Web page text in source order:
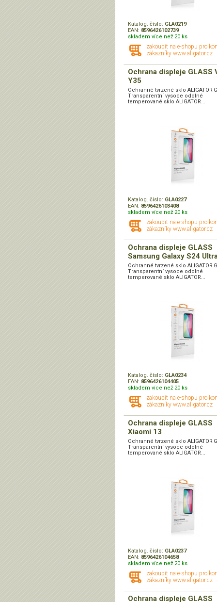
Katalog. číslo: GLA0219
EAN: 8596426102739
skladem více než 20 ks
zakoupit na e-shopu pro
zákazníky www.aligator.cz
Ochrana displeje GLASS
Y35
Ochranné tvrzené sklo ALIGATOR
Transparentní vysoce odolné
temperované sklo ALIGATOR...
Katalog. číslo: GLA0227
EAN: 8596426103408
skladem více než 20 ks
zakoupit na e-shopu pro
zákazníky www.aligator.cz
Ochrana displeje GLASS
Samsung Galaxy S24
Ochranné tvrzené sklo ALIGATOR
Transparentní vysoce odolné
temperované sklo ALIGATOR...
Katalog. číslo: GLA0234
EAN: 8596426104405
skladem více než 20 ks
zakoupit na e-shopu pro
zákazníky www.aligator.cz
Ochrana displeje GLASS
Xiaomi 13
Ochranné tvrzené sklo ALIGATOR
Transparentní vysoce odolné
temperované sklo ALIGATOR...
Katalog. číslo: GLA0237
EAN: 8596426104658
skladem více než 20 ks
zakoupit na e-shopu pro
zákazníky www.aligator.cz
Ochrana displeje GLASS